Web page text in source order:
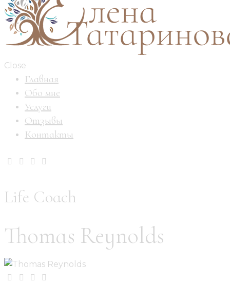
Close
Главная
Обо мне
Услуги
Отзывы
Контакты
Life Coach
Thomas Reynolds